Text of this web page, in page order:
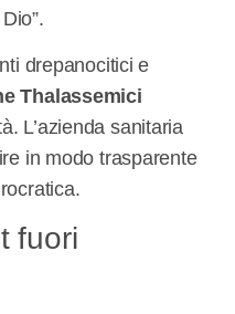
drepanocitici e
Thalassemici
L’azienda sanitaria
in modo trasparente
fuori